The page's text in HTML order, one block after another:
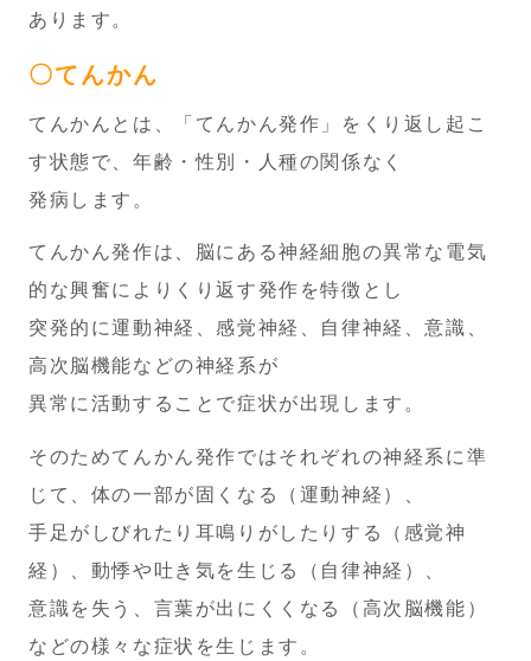
あります。
〇てんかん
てんかんとは、「てんかん発作」をくり返し起こ
す状態で、 年齢・性別・人種の関係なく
発病します。
てんかん発作は、脳にある神経細胞の異常な電気
的な興奮によりくり返す発作を特徴とし
突発的に運動神経、感覚神経、自律神経、意識、
高次脳機能などの神経系が
異常に活動することで症状が出現します。
そのためてんかん発作ではそれぞれの神経系に準
じて、体の一部が固くなる（運動神経）、
手足がしびれたり耳鳴りがしたりする（感覚神
経）、動悸や吐き気を生じる（自律神経）、
意識を失う、言葉が出にくくなる（高次脳機能）
などの様々な症状を生じます。